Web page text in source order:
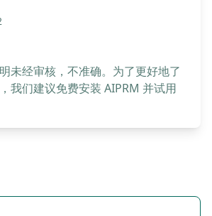
未经审核，不准确。为了更好地了
我们建议免费安装 AIPRM 并试用